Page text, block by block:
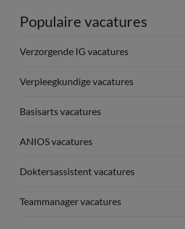
Populaire vacatures
Verzorgende IG vacatures
Verpleegkundige vacatures
Basisarts vacatures
ANIOS vacatures
Doktersassistent vacatures
Teammanager vacatures